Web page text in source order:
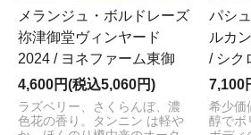
メランジュ・ボルドレーズ
祢津御堂ヴィンヤード
2024 / ヨネファーム東御
4,600円(税込5,060円)
ラズベリー、さくらんぼ、濃
色花の香り。タンニン は軽や
パシ
ルカ
/ シク
7,100
希少価
醇でボ